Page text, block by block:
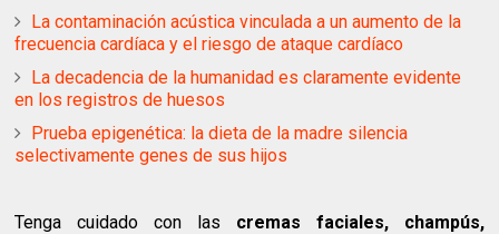
La contaminación acústica vinculada a un aumento de la
frecuencia cardíaca y el riesgo de ataque cardíaco
La decadencia de la humanidad es claramente evidente
en los registros de huesos
Prueba epigenética: la dieta de la madre silencia
selectivamente genes de sus hijos
Tenga cuidado con las cremas faciales, champús,